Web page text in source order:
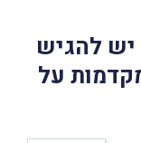
יש להגיש
על